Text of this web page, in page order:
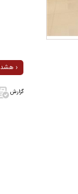
هشدار ایمنی ›
گزارش